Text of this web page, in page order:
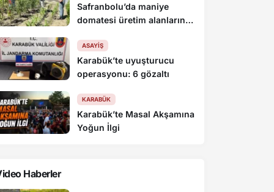
Safranbolu’da maniye
domatesi üretim alanlarında
ASAYIŞ
Karabük’te uyuşturucu
operasyonu: 6 gözaltı
KARABÜK
Karabük’te Masal Akşamına
Yoğun İlgi
Haberler